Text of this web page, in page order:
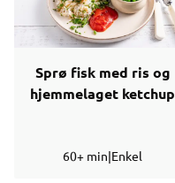
Sprø fisk med ris og
hjemmelaget ketchup
60+ min|Enkel